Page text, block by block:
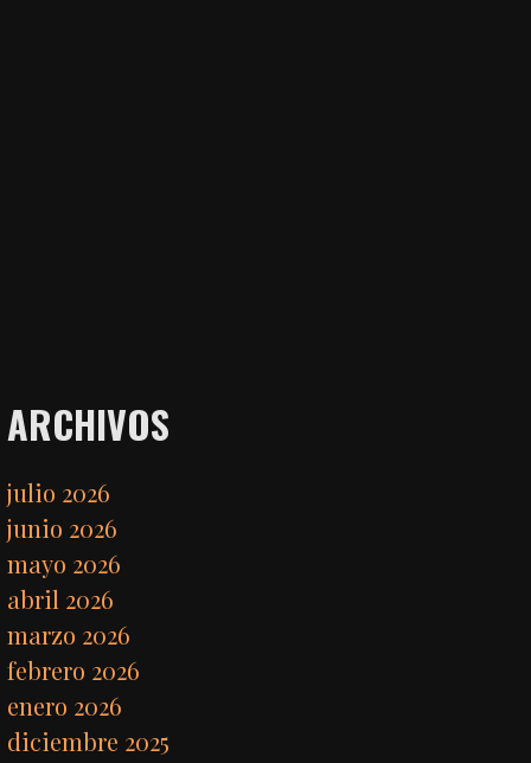
ARCHIVOS
julio 2026
junio 2026
mayo 2026
abril 2026
marzo 2026
febrero 2026
enero 2026
diciembre 2025